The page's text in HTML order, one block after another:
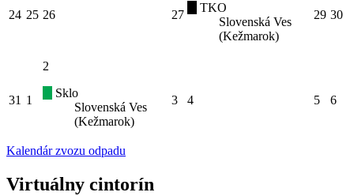
24 25 26 27
TKO
Slovenská Ves
(Kežmarok)
29 30
31 1
2
Sklo
Slovenská Ves
(Kežmarok)
3 4 5 6
Kalendár zvozu odpadu
Virtuálny cintorín